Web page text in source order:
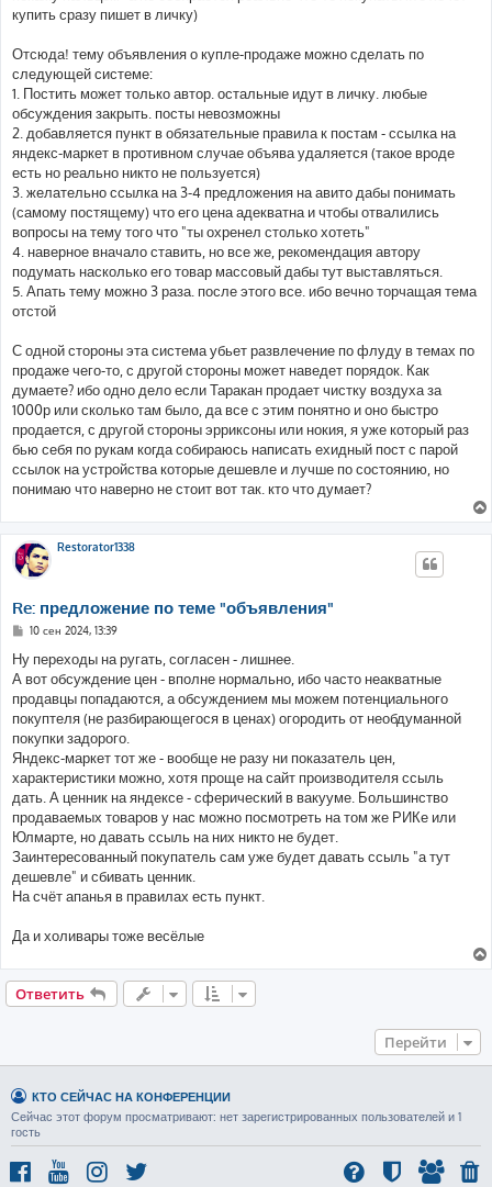
купить сразу пишет в личку)
Отсюда! тему объявления о купле-продаже можно сделать по
следующей системе:
1. Постить может только автор. остальные идут в личку. любые
обсуждения закрыть. посты невозможны
2. добавляется пункт в обязательные правила к постам - ссылка на
яндекс-маркет в противном случае объява удаляется (такое вроде
есть но реально никто не пользуется)
3. желательно ссылка на 3-4 предложения на авито дабы понимать
(самому постящему) что его цена адекватна и чтобы отвалились
вопросы на тему того что "ты охренел столько хотеть"
4. наверное вначало ставить, но все же, рекомендация автору
подумать насколько его товар массовый дабы тут выставляться.
5. Апать тему можно 3 раза. после этого все. ибо вечно торчащая тема
отстой
С одной стороны эта система убьет развлечение по флуду в темах по
продаже чего-то, с другой стороны может наведет порядок. Как
думаете? ибо одно дело если Таракан продает чистку воздуха за
1000р или сколько там было, да все с этим понятно и оно быстро
продается, с другой стороны эрриксоны или нокия, я уже который раз
бью себя по рукам когда собираюсь написать ехидный пост с парой
ссылок на устройства которые дешевле и лучше по состоянию, но
понимаю что наверно не стоит вот так. кто что думает?
Restorator1338
Re: предложение по теме "объявления"
С
о
б
щ
е
н
и
е
10 сен 2024, 13:39
Ну переходы на ругать, согласен - лишнее.
А вот обсуждение цен - вполне нормально, ибо часто неакватные
продавцы попадаются, а обсуждением мы можем потенциального
покуптеля (не разбирающегося в ценах) огородить от необдуманной
покупки задорого.
Яндекс-маркет тот же - вообще не разу ни показатель цен,
характеристики можно, хотя проще на сайт производителя ссыль
дать. А ценник на яндексе - сферический в вакууме. Большинство
продаваемых товаров у нас можно посмотреть на том же РИКе или
Юлмарте, но давать ссыль на них никто не будет.
Заинтересованный покупатель сам уже будет давать ссыль "а тут
дешевле" и сбивать ценник.
На счёт апанья в правилах есть пункт.
Да и холивары тоже весёлые
Ответить
Перейти
КТО СЕЙЧАС НА КОНФЕРЕНЦИИ
Сейчас этот форум просматривают: нет зарегистрированных пользователей и 1
гость